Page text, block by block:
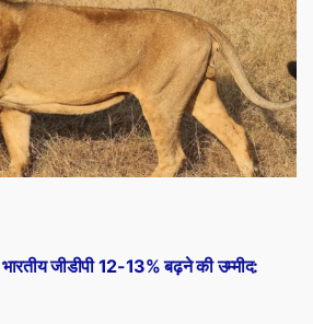
जीडीपी 12-13% बढ़ने की उम्मीद: